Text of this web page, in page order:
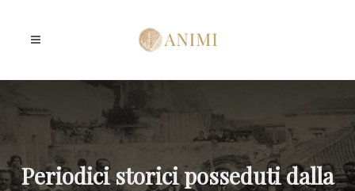
Periodici storici posseduti dalla